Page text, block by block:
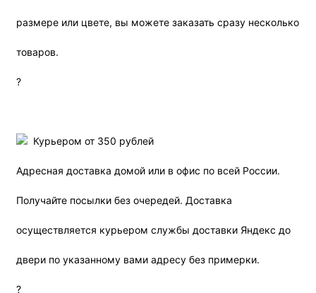
размере или цвете, вы можете заказать сразу несколько
товаров.
?
Курьером от 350 рублей
Адресная доставка домой или в офис по всей России.
Получайте посылки без очередей. Доставка
осуществляется курьером службы доставки Яндекс до
двери по указанному вами адресу без примерки.
?